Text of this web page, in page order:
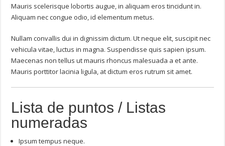
Mauris scelerisque lobortis augue, in aliquam eros tincidunt in.
Aliquam nec congue odio, id elementum metus.
Nullam convallis dui in dignissim dictum. Ut neque elit, suscipit nec
vehicula vitae, luctus in magna. Suspendisse quis sapien ipsum.
Maecenas non tellus ut mauris rhoncus malesuada a et ante.
Mauris porttitor lacinia ligula, at dictum eros rutrum sit amet.
Lista de puntos / Listas
numeradas
Ipsum tempus neque.